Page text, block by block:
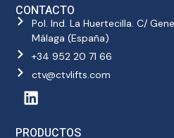
CONTACTO
Pol. Ind. La Huertecilla. C/
Málaga (España)
+34 952 20 71 66
ctv@ctvlifts.com
PRODUCTOS